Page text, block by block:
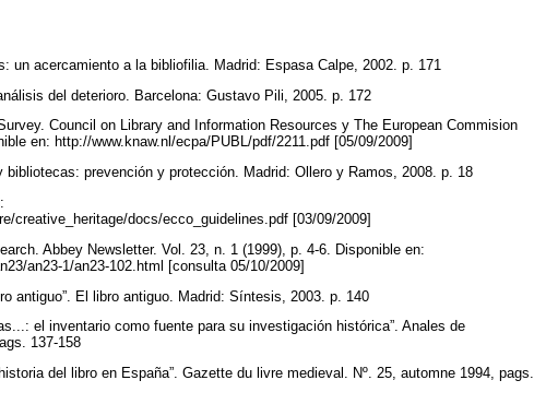
un acercamiento a la bibliofilia. Madrid: Espasa Calpe, 2002. p. 171
del deterioro. Barcelona: Gustavo Pili, 2005. p. 172
Council on Library and Information Resources y The European Commision
en: http://www.knaw.nl/ecpa/PUBL/pdf/2211.pdf [05/09/2009]
prevención y protección. Madrid: Ollero y Ramos, 2008. p. 18
creative_heritage/docs/ecco_guidelines.pdf [03/09/2009]
Abbey Newsletter. Vol. 23, n. 1 (1999), p. 4-6. Disponible en:
an23-1/an23-102.html [consulta 05/10/2009]
antiguo”. El libro antiguo. Madrid: Síntesis, 2003. p. 140
el inventario como fuente para su investigación histórica”. Anales de
137-158
del libro en España”. Gazette du livre medieval. Nº. 25, automne 1994, pags.